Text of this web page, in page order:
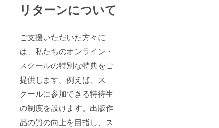
リターンについて
ご支援いただいた方々に
は、私たちのオンライン・
スクールの特別な特典をご
提供します。例えば、ス
クールに参加できる特待生
の制度を設けます。出版作
品の質の向上を目指し、ス